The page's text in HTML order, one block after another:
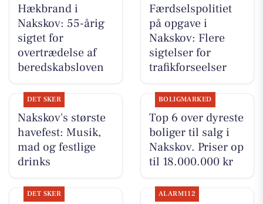
Hækbrand i
Nakskov: 55-årig
sigtet for
overtrædelse af
beredskabsloven
Færdselspolitiet
på opgave i
Nakskov: Flere
sigtelser for
trafikforseelser
DET SKER
Nakskov's største
havefest: Musik,
mad og festlige
drinks
BOLIGMARKED
Top 6 over dyreste
boliger til salg i
Nakskov. Priser op
til 18.000.000 kr
DET SKER ALARM112